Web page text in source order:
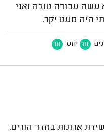
עשה עבודה טובה ואני
היה מעט יקר.
10 יחס 10
ארונות בחדר הורים.